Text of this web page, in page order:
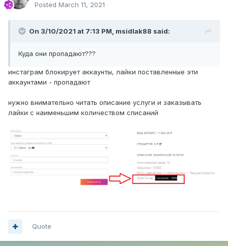
Posted March 11, 2021
On 3/10/2021 at 7:13 PM, msidlak88 said:
Куда они пропадают???
инстаграм блокирует аккаунты, лайки поставленные эти
аккаунтами - пропадают
нужно внимательно читать описание услуги и заказывать
лайки с наименьшим количеством списаний
Quote